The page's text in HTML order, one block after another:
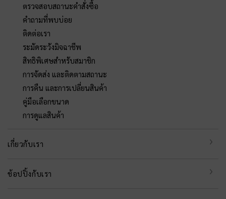
ตรวจสอบสถานะคำสั่งซื้อ
คำถามที่พบบ่อย
ติดต่อเรา
ระมัดระวังมิจฉาชีพ
สิทธิพิเศษสำหรับสมาชิก
การจัดส่ง และติดตามสถานะ
การคืน และการเปลี่ยนสินค้า
คู่มือเลือกขนาด
การดูแลสินค้า
เกี่ยวกับเรา
ช้อปปิ้งกับเรา